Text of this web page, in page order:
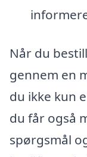
Når du
gennem en
du ikke kun
du får også
spørgsmål